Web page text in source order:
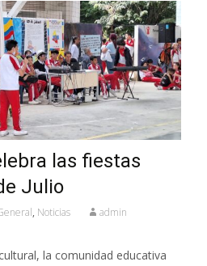
las fiestas
Julio
, Noticias admin
la comunidad educativa